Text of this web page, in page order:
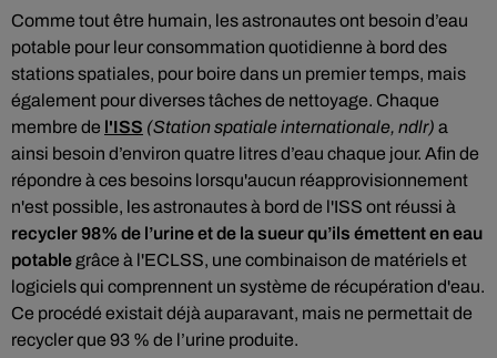
Comme tout être humain, les astronautes ont besoin d’eau
potable pour leur consommation quotidienne à bord des
stations spatiales, pour boire dans un premier temps, mais
également pour diverses tâches de nettoyage. Chaque
membre de l'ISS (Station spatiale internationale, ndlr) a
ainsi besoin d’environ quatre litres d’eau chaque jour. Afin de
répondre à ces besoins lorsqu'aucun réapprovisionnement
n'est possible, les astronautes à bord de l'ISS ont réussi à
recycler 98% de l’urine et de la sueur qu’ils émettent en eau
potable grâce à l'ECLSS, une combinaison de matériels et
logiciels qui comprennent un système de récupération d'eau.
Ce procédé existait déjà auparavant, mais ne permettait de
recycler que 93 % de l’urine produite.